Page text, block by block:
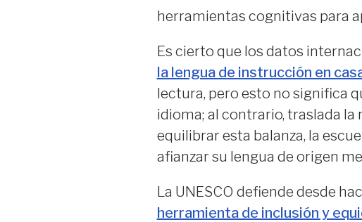
herramientas cognitivas para
Es cierto que los datos
la lengua de instrucción en
lectura, pero esto no significa
idioma; al contrario, traslada la
equilibrar esta balanza, la
afianzar su lengua de origen
La UNESCO defiende desde
herramienta de inclusión y